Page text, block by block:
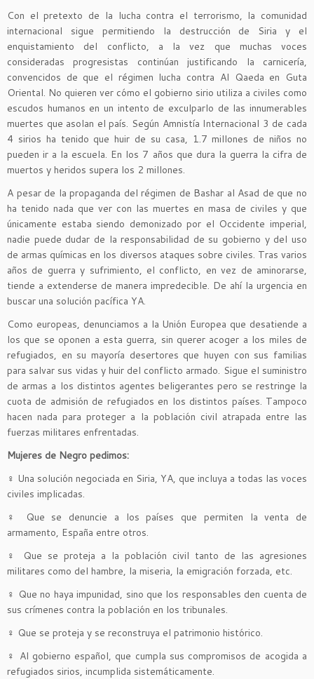
Con el pretexto de la lucha contra el terrorismo, la comunidad
internacional sigue permitiendo la destrucción de Siria y el
enquistamiento del conflicto, a la vez que muchas voces
consideradas progresistas continúan justificando la carnicería,
convencidos de que el régimen lucha contra Al Qaeda en Guta
Oriental. No quieren ver cómo el gobierno sirio utiliza a civiles como
escudos humanos en un intento de exculparlo de las innumerables
muertes que asolan el país. Según Amnistía Internacional 3 de cada
4 sirios ha tenido que huir de su casa, 1.7 millones de niños no
pueden ir a la escuela. En los 7 años que dura la guerra la cifra de
muertos y heridos supera los 2 millones.
A pesar de la propaganda del régimen de Bashar al Asad de que no
ha tenido nada que ver con las muertes en masa de civiles y que
únicamente estaba siendo demonizado por el Occidente imperial,
nadie puede dudar de la responsabilidad de su gobierno y del uso
de armas químicas en los diversos ataques sobre civiles. Tras varios
años de guerra y sufrimiento, el conflicto, en vez de aminorarse,
tiende a extenderse de manera impredecible. De ahí la urgencia en
buscar una solución pacífica YA.
Como europeas, denunciamos a la Unión Europea que desatiende a
los que se oponen a esta guerra, sin querer acoger a los miles de
refugiados, en su mayoría desertores que huyen con sus familias
para salvar sus vidas y huir del conflicto armado. Sigue el suministro
de armas a los distintos agentes beligerantes pero se restringe la
cuota de admisión de refugiados en los distintos países. Tampoco
hacen nada para proteger a la población civil atrapada entre las
fuerzas militares enfrentadas.
Mujeres de Negro pedimos:
♀ Una solución negociada en Siria, YA, que incluya a todas las voces
civiles implicadas.
♀
Que se denuncie a los países que permiten la venta de
armamento, España entre otros.
♀
Que se proteja a la población civil tanto de las agresiones
militares como del hambre, la miseria, la emigración forzada, etc.
♀ Que no haya impunidad, sino que los responsables den cuenta de
sus crímenes contra la población en los tribunales.
♀ Que se proteja y se reconstruya el patrimonio histórico.
♀ Al gobierno español, que cumpla sus compromisos de acogida a
refugiados sirios, incumplida sistemáticamente.